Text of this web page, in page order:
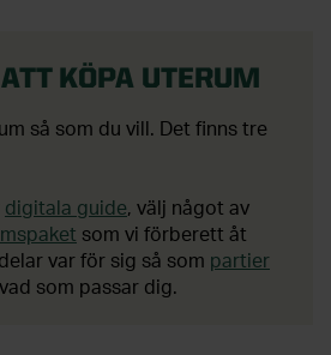
KÖPA UTERUM
så som du vill. Det finns tre
digitala guide, välj något av
som vi förberett åt
var för sig så som partier
som passar dig.